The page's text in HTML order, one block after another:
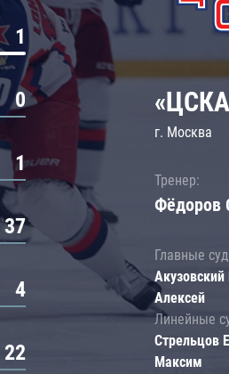
1
0
1
37
4
22
г. Москва
Тренер:
Фёдоров
Главные
Алексей
Линейные
Стрельцов
Максим